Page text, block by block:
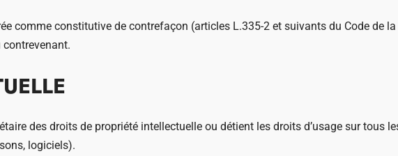
comme constitutive de contrefaçon (articles L.335-2 et suivants du Code de
des droits de propriété intellectuelle ou détient les droits d’usage sur tous
logiciels).